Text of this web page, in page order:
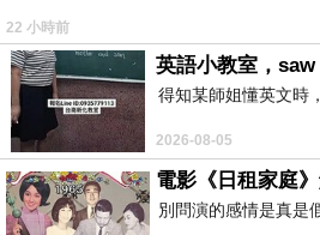
22 小時前
英語小教室，
得知某師姐懂英文時
2026-08-05
電影《日租家庭
別問演的感情是真是